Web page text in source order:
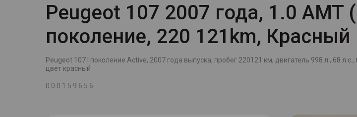
Peugeot 107 2007 года, 1.0 AMT
поколение, 220 121km, Красный
Peugeot 107 I поколение Active, 2007 года выпуска, пробег 220121 км, двигатель 998 л., 68 л.с.,
цвет красный
0 0 0 1 5 9 6 5 6